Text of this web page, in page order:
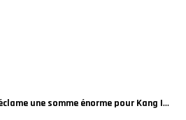
une somme énorme pour Kang In Lee